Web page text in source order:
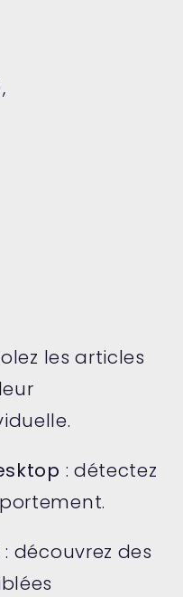
les articles
: détectez
: découvrez des